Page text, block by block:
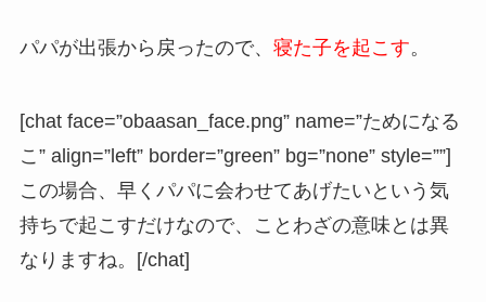
パパが出張から戻ったので、 寝た子を起こす。
[chat face=”obaasan_face.png” name=”ためになる
こ” align=”left” border=”green” bg=”none” style=””]
この場合、早くパパに会わせてあげたいという気
持ちで起こすだけなので、ことわざの意味とは異
なりますね。
[/chat]